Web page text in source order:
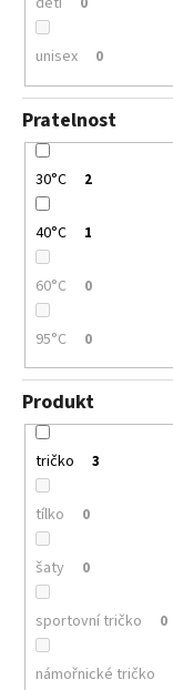
unisex 0
Pratelnost
30°C 2
40°C 1
60°C 0
95°C 0
Produkt
tričko 3
tílko 0
šaty 0
sportovní tričko 0
námořnické tričko